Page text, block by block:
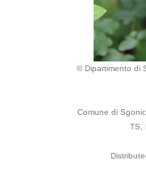
© Dipartimento di
Comune di
TS,